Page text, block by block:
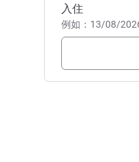
预订此酒店
入住
例如：13/08/